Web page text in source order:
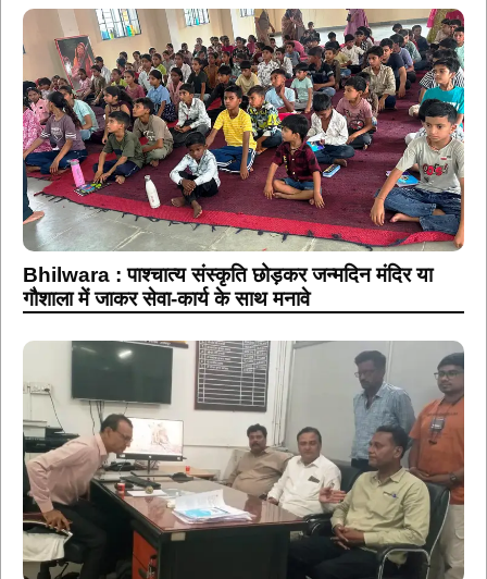
Bhilwara : पाश्चात्य संस्कृति छोड़कर जन्मदिन मंदिर या
गौशाला में जाकर सेवा-कार्य के साथ मनावे